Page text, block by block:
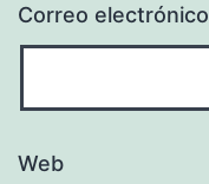
Correo electrónico
Web